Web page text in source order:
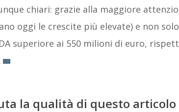
chiari: grazie alla maggiore
oggi le crescite più elevate) e non
superiore ai 550 milioni di euro,
la qualità di questo articolo